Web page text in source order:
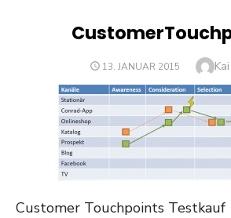
POSTED
13. JANUAR 2015
Customer Touchpoints Testkauf